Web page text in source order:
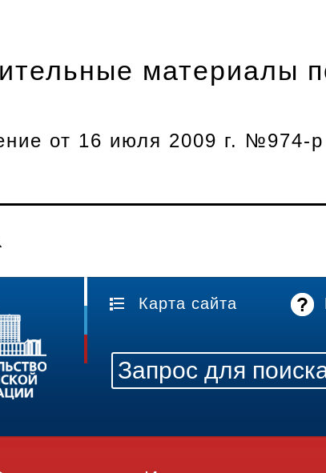
материалы
от 16 июля 2009 г. №974-р
Карта сайта